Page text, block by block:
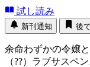
試し読み
新刊通知 後
余命わずかの令嬢
（??）ラブサスペン